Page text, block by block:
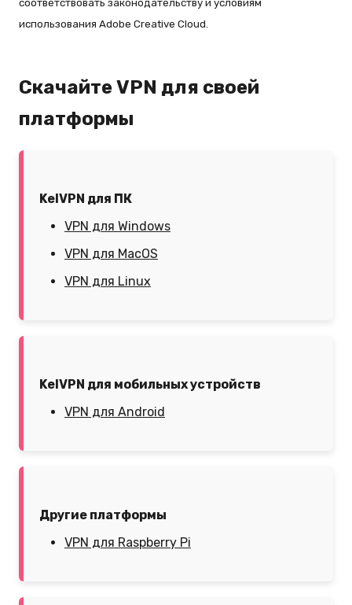
соответствовать законодательству и условиям
использования Adobe Creative Cloud.
Скачайте VPN для своей
платформы
KelVPN для ПК
VPN для Windows
VPN для MacOS
VPN для Linux
KelVPN для мобильных устройств
VPN для Android
Другие платформы
VPN для Raspberry Pi